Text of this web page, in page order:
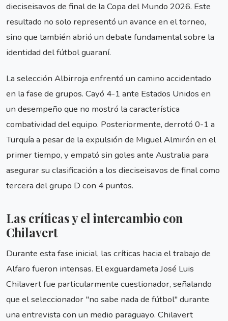
dieciseisavos de final de la Copa del Mundo 2026. Este
resultado no solo representó un avance en el torneo,
sino que también abrió un debate fundamental sobre la
identidad del fútbol guaraní.
La selección Albirroja enfrentó un camino accidentado
en la fase de grupos. Cayó 4-1 ante Estados Unidos en
un desempeño que no mostró la característica
combatividad del equipo. Posteriormente, derrotó 0-1 a
Turquía a pesar de la expulsión de Miguel Almirón en el
primer tiempo, y empató sin goles ante Australia para
asegurar su clasificación a los dieciseisavos de final como
tercera del grupo D con 4 puntos.
Las críticas y el intercambio con
Chilavert
Durante esta fase inicial, las críticas hacia el trabajo de
Alfaro fueron intensas. El exguardameta José Luis
Chilavert fue particularmente cuestionador, señalando
que el seleccionador "no sabe nada de fútbol" durante
una entrevista con un medio paraguayo. Chilavert